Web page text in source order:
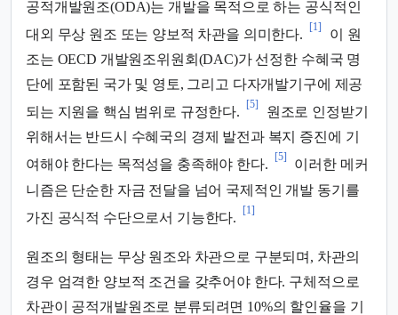
공적개발원조(ODA)는 개발을 목적으로 하는 공식적인
대외 무상 원조 또는 양보적 차관을 의미한다.
[1]
이 원
조는 OECD 개발원조위원회(DAC)가 선정한 수혜국 명
단에 포함된 국가 및 영토, 그리고 다자개발기구에 제공
되는 지원을 핵심 범위로 규정한다.
[5]
원조로 인정받기
위해서는 반드시 수혜국의 경제 발전과 복지 증진에 기
여해야 한다는 목적성을 충족해야 한다.
[5]
이러한 메커
니즘은 단순한 자금 전달을 넘어 국제적인 개발 동기를
가진 공식적 수단으로서 기능한다.
[1]
원조의 형태는 무상 원조와 차관으로 구분되며, 차관의
경우 엄격한 양보적 조건을 갖추어야 한다. 구체적으로
차관이 공적개발원조로 분류되려면 10%의 할인율을 기